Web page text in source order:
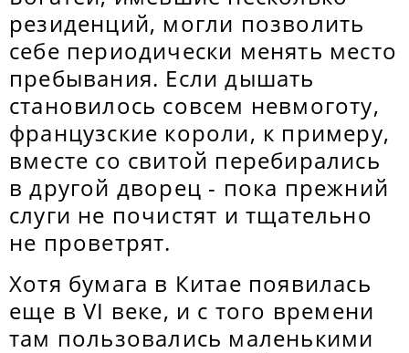
резиденций, могли позволить
себе периодически менять место
пребывания. Если дышать
становилось совсем невмоготу,
французские короли, к примеру,
вместе со свитой перебирались
в другой дворец - пока прежний
слуги не почистят и тщательно
не проветрят.
Хотя бумага в Китае появилась
еще в VI веке, и с того времени
там пользовались маленькими